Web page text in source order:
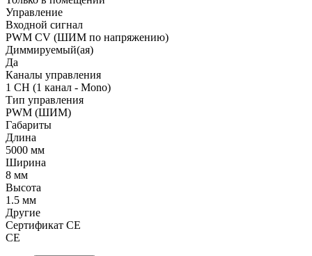
Управление
Входной сигнал
PWM СV (ШИМ по напряжению)
Диммируемый(ая)
Да
Каналы управления
1 CH (1 канал - Mono)
Тип управления
PWM (ШИМ)
Габариты
Длина
5000 мм
Ширина
8 мм
Высота
1.5 мм
Другие
Сертификат CE
CE